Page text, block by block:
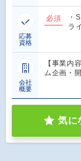
応募
資格
必須
・
ラ
会社
概要
【事業内
ム企画・
気に